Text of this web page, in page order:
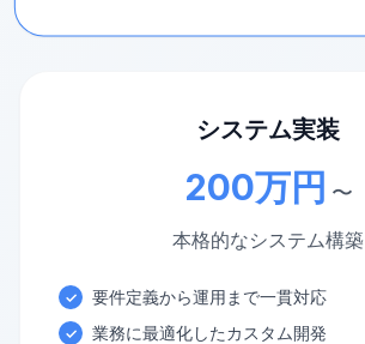
システム実装
200万円 〜
本格的なシステム構築
✓ 要件定義から運用まで一貫対応
✓ 業務に最適化したカスタム開発